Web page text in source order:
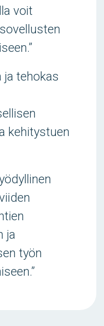
voit
ja tehokas
kehitystuen
ja
työn